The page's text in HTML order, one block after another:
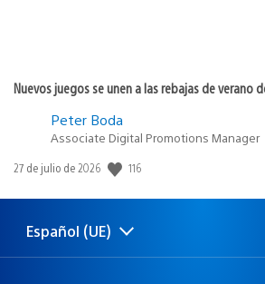
Nuevos juegos se unen a las rebajas de verano
Peter Boda
Associate Digital Promotions Manager
Fecha
publicación:
27 de julio de 2026 116
Selecciona
una
Región
actual:
Español (UE)